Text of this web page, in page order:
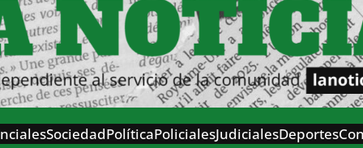
SociedadPolíticaPolicialesJudicialesDeportes